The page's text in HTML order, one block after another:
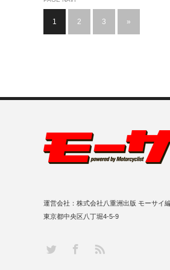
1 2 3 »
運営会社：株式会社八重洲出版 モーサイ
東京都中央区八丁堀4-5-9
Twitter Facebook
RSS